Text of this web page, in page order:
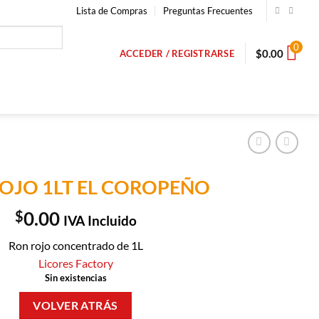
Lista de Compras Preguntas Frecuentes
ACCEDER / REGISTRARSE $0.00 0
1LT EL COROPEÑO
$0.00 IVA Incluido
Ron rojo concentrado de 1L
Licores Factory
Sin existencias